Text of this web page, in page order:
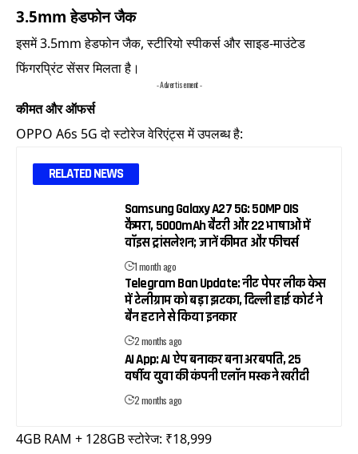
3.5mm हेडफोन जैक
इसमें 3.5mm हेडफोन जैक, स्टीरियो स्पीकर्स और साइड-माउंटेड
फिंगरप्रिंट सेंसर मिलता है।
- Advertisement -
कीमत और ऑफर्स
OPPO A6s 5G दो स्टोरेज वेरिएंट्स में उपलब्ध है:
RELATED NEWS
Samsung Galaxy A27 5G: 50MP OIS
कैमरा, 5000mAh बैटरी और 22 भाषाओं में
वॉइस ट्रांसलेशन; जानें कीमत और फीचर्स
1 month ago
Telegram Ban Update: नीट पेपर लीक केस
में टेलीग्राम को बड़ा झटका, दिल्ली हाई कोर्ट ने
बैन हटाने से किया इनकार
2 months ago
AI App: AI ऐप बनाकर बना अरबपति, 25
वर्षीय युवा की कंपनी एलॉन मस्क ने खरीदी
2 months ago
4GB RAM + 128GB स्टोरेज: ₹18,999